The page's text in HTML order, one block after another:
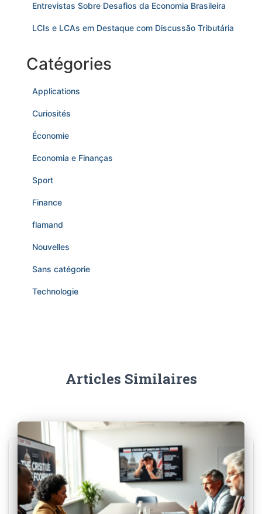
Entrevistas Sobre Desafios da Economia Brasileira
LCIs e LCAs em Destaque com Discussão Tributária
Catégories
Applications
Curiosités
Économie
Economia e Finanças
Sport
Finance
flamand
Nouvelles
Sans catégorie
Technologie
Articles Similaires